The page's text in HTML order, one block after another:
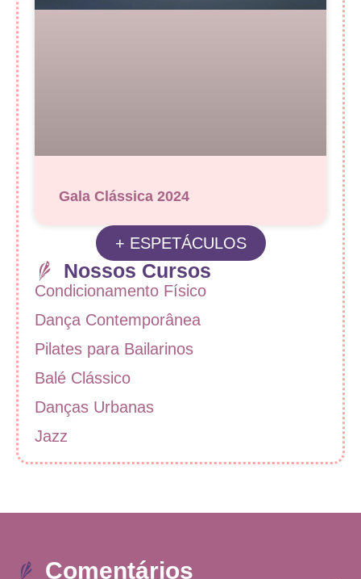
Gala Clássica 2024
+ ESPETÁCULOS
Nossos Cursos
Condicionamento Físico
Dança Contemporânea
Pilates para Bailarinos
Balé Clássico
Danças Urbanas
Jazz
Comentários